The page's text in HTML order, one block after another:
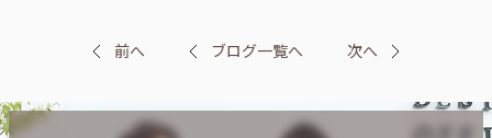
前へ ブログ一覧へ 次へ